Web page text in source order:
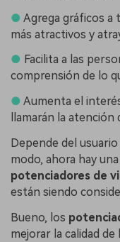
● Agrega gráficos a
más atractivos y
● Facilita a las
comprensión de lo
● Aumenta el
llamarán la atención
Depende del
modo, ahora hay
potenciadores de
están siendo
Bueno, los
mejorar la calidad